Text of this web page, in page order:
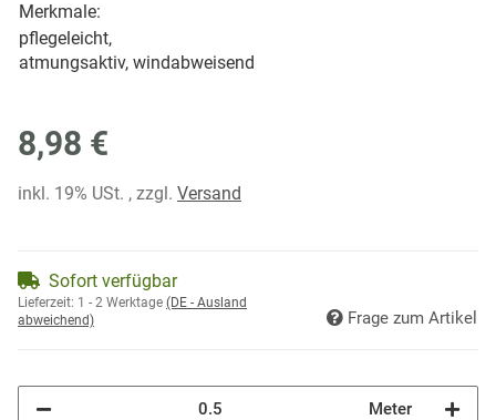
Merkmale:
pflegeleicht,
atmungsaktiv, windabweisend
8,98 €
inkl. 19% USt. , zzgl. Versand
Sofort verfügbar
Lieferzeit: 1 - 2 Werktage (DE - Ausland
abweichend)
Frage zum Artikel
Meter